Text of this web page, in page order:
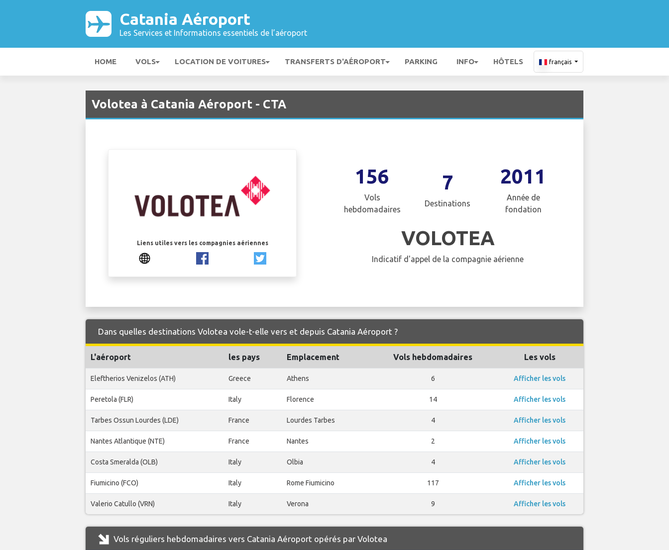
Catania Aéroport
Les Services et Informations essentiels de l’aéroport
HOME VOLS LOCATION DE VOITURES TRANSFERTS D'AÉROPORT PARKING INFO HÔTELS français
Volotea à Catania Aéroport - CTA
Liens utiles vers les compagnies aériennes
156
Vols
hebdomadaires
7
Destinations
2011
Année de
fondation
VOLOTEA
Indicatif d'appel de la compagnie aérienne
Dans quelles destinations Volotea vole-t-elle vers et depuis Catania Aéroport ?
L'aéroport les pays Emplacement Vols hebdomadaires Les vols
Eleftherios Venizelos (ATH) Greece Athens 6 Afficher les vols
Peretola (FLR) Italy Florence 14 Afficher les vols
Tarbes Ossun Lourdes (LDE) France Lourdes Tarbes 4 Afficher les vols
Nantes Atlantique (NTE) France Nantes 2 Afficher les vols
Costa Smeralda (OLB) Italy Olbia 4 Afficher les vols
Fiumicino (FCO) Italy Rome Fiumicino 117 Afficher les vols
Valerio Catullo (VRN) Italy Verona 9 Afficher les vols
Vols réguliers hebdomadaires vers Catania Aéroport opérés par Volotea